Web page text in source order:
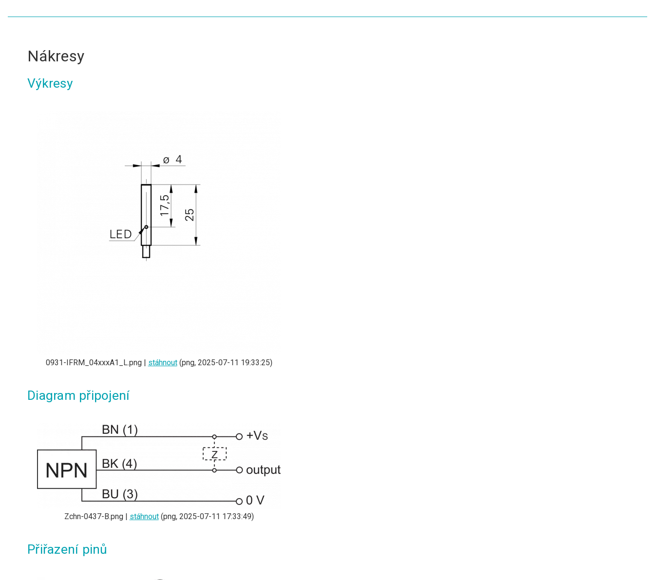
Nákresy
Výkresy
0931-IFRM_04xxxA1_L.png | stáhnout(png, 2025-07-11 19:33:25)
Diagram připojení
Zchn-0437-B.png | stáhnout(png, 2025-07-11 17:33:49)
Přiřazení pinů